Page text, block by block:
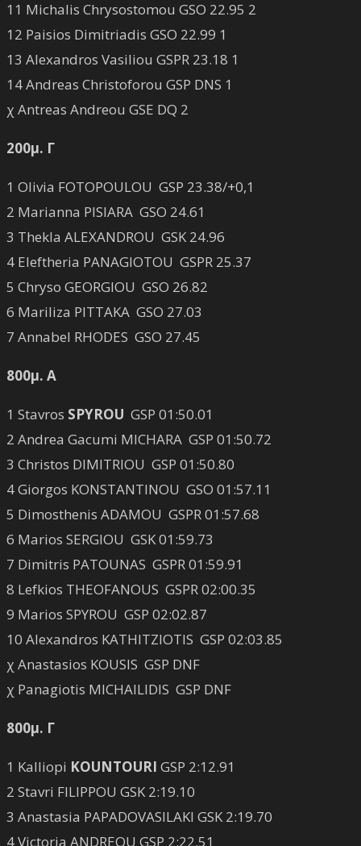
11 Michalis Chrysostomou GSO 22.95 2
12 Paisios Dimitriadis GSO 22.99 1
13 Alexandros Vasiliou GSPR 23.18 1
14 Andreas Christoforou GSP DNS 1
χ Antreas Andreou GSE DQ 2
200μ. Γ
1 Olivia FOTOPOULOU GSP 23.38/+0,1
2 Marianna PISIARA GSO 24.61
3 Thekla ALEXANDROU GSK 24.96
4 Eleftheria PANAGIOTOU GSPR 25.37
5 Chryso GEORGIOU GSO 26.82
6 Mariliza PITTAKA GSO 27.03
7 Annabel RHODES GSO 27.45
800μ. Α
1 Stavros SPYROU GSP 01:50.01
2 Andrea Gacumi MICHARA GSP 01:50.72
3 Christos DIMITRIOU GSP 01:50.80
4 Giorgos KONSTANTINOU GSO 01:57.11
5 Dimosthenis ADAMOU GSPR 01:57.68
6 Marios SERGIOU GSK 01:59.73
7 Dimitris PATOUNAS GSPR 01:59.91
8 Lefkios THEOFANOUS GSPR 02:00.35
9 Marios SPYROU GSP 02:02.87
10 Alexandros KATHITZIOTIS GSP 02:03.85
χ Anastasios KOUSIS GSP DNF
χ Panagiotis MICHAILIDIS GSP DNF
800μ. Γ
1 Kalliopi KOUNTOURI GSP 2:12.91
2 Stavri FILIPPOU GSK 2:19.10
3 Anastasia PAPADOVASILAKI GSK 2:19.70
4 Victoria ANDREOU GSP 2:22.51